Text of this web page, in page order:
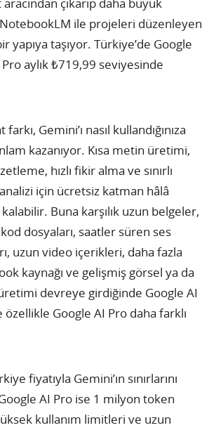
NotebookLM ile projeleri düzenleyen
taşıyor. Türkiye’de Google
aylık ₺719,99 seviyesinde
farkı, Gemini’ı nasıl kullandığınıza
kazanıyor. Kısa metin üretimi,
hızlı fikir alma ve sınırlı
için ücretsiz katman hâlâ
Buna karşılık uzun belgeler,
dosyaları, saatler süren ses
uzun video içerikleri, daha fazla
kaynağı ve gelişmiş görsel ya da
devreye girdiğinde Google AI
özellikle Google AI Pro daha farklı
fiyatıyla Gemini’ın sınırlarını
AI Pro ise 1 milyon token
kullanım limitleri ve uzun